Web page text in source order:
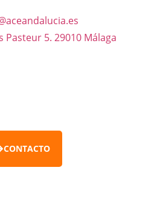
Pasteur 5. 29010 Málaga
CONTACTO